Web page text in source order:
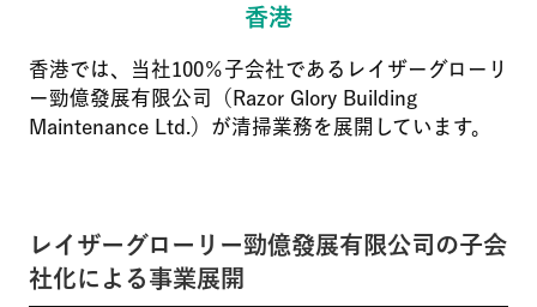
香港
香港では、当社100％子会社であるレイザーグローリ
ー勁億發展有限公司（Razor Glory Building
Maintenance Ltd.）が清掃業務を展開しています。
レイザーグローリー勁億發展有限公司の子会
社化による事業展開